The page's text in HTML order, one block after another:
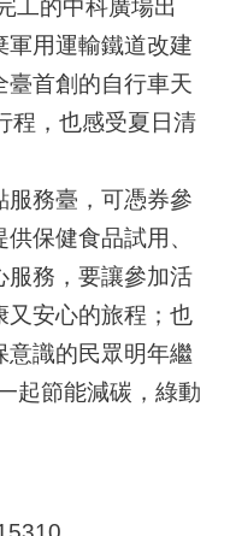
工的中科廣場出
軍用運輸鐵道改建
臺首創的自行車天
程，也感受夏日清
服務臺，可憑券參
保健食品試用、
服務，要讓參加活
又安心的旅程；也
意識的民眾明年繼
起節能減碳，綠動